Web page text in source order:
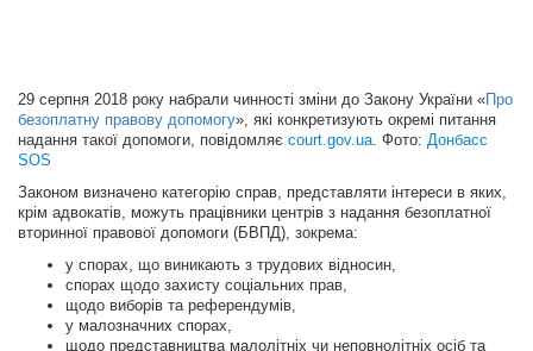
29 серпня 2018 року набрали чинності зміни до Закону України «Про
безоплатну правову допомогу», які конкретизують окремі питання
надання такої допомоги, повідомляє court.gov.ua. Фото: Донбасс
SOS
Законом визначено категорію справ, представляти інтереси в яких,
крім адвокатів, можуть працівники центрів з надання безоплатної
вторинної правової допомоги (БВПД), зокрема:
у спорах, що виникають з трудових відносин,
спорах щодо захисту соціальних прав,
щодо виборів та референдумів,
у малозначних спорах,
щодо представництва малолітніх чи неповнолітніх осіб та